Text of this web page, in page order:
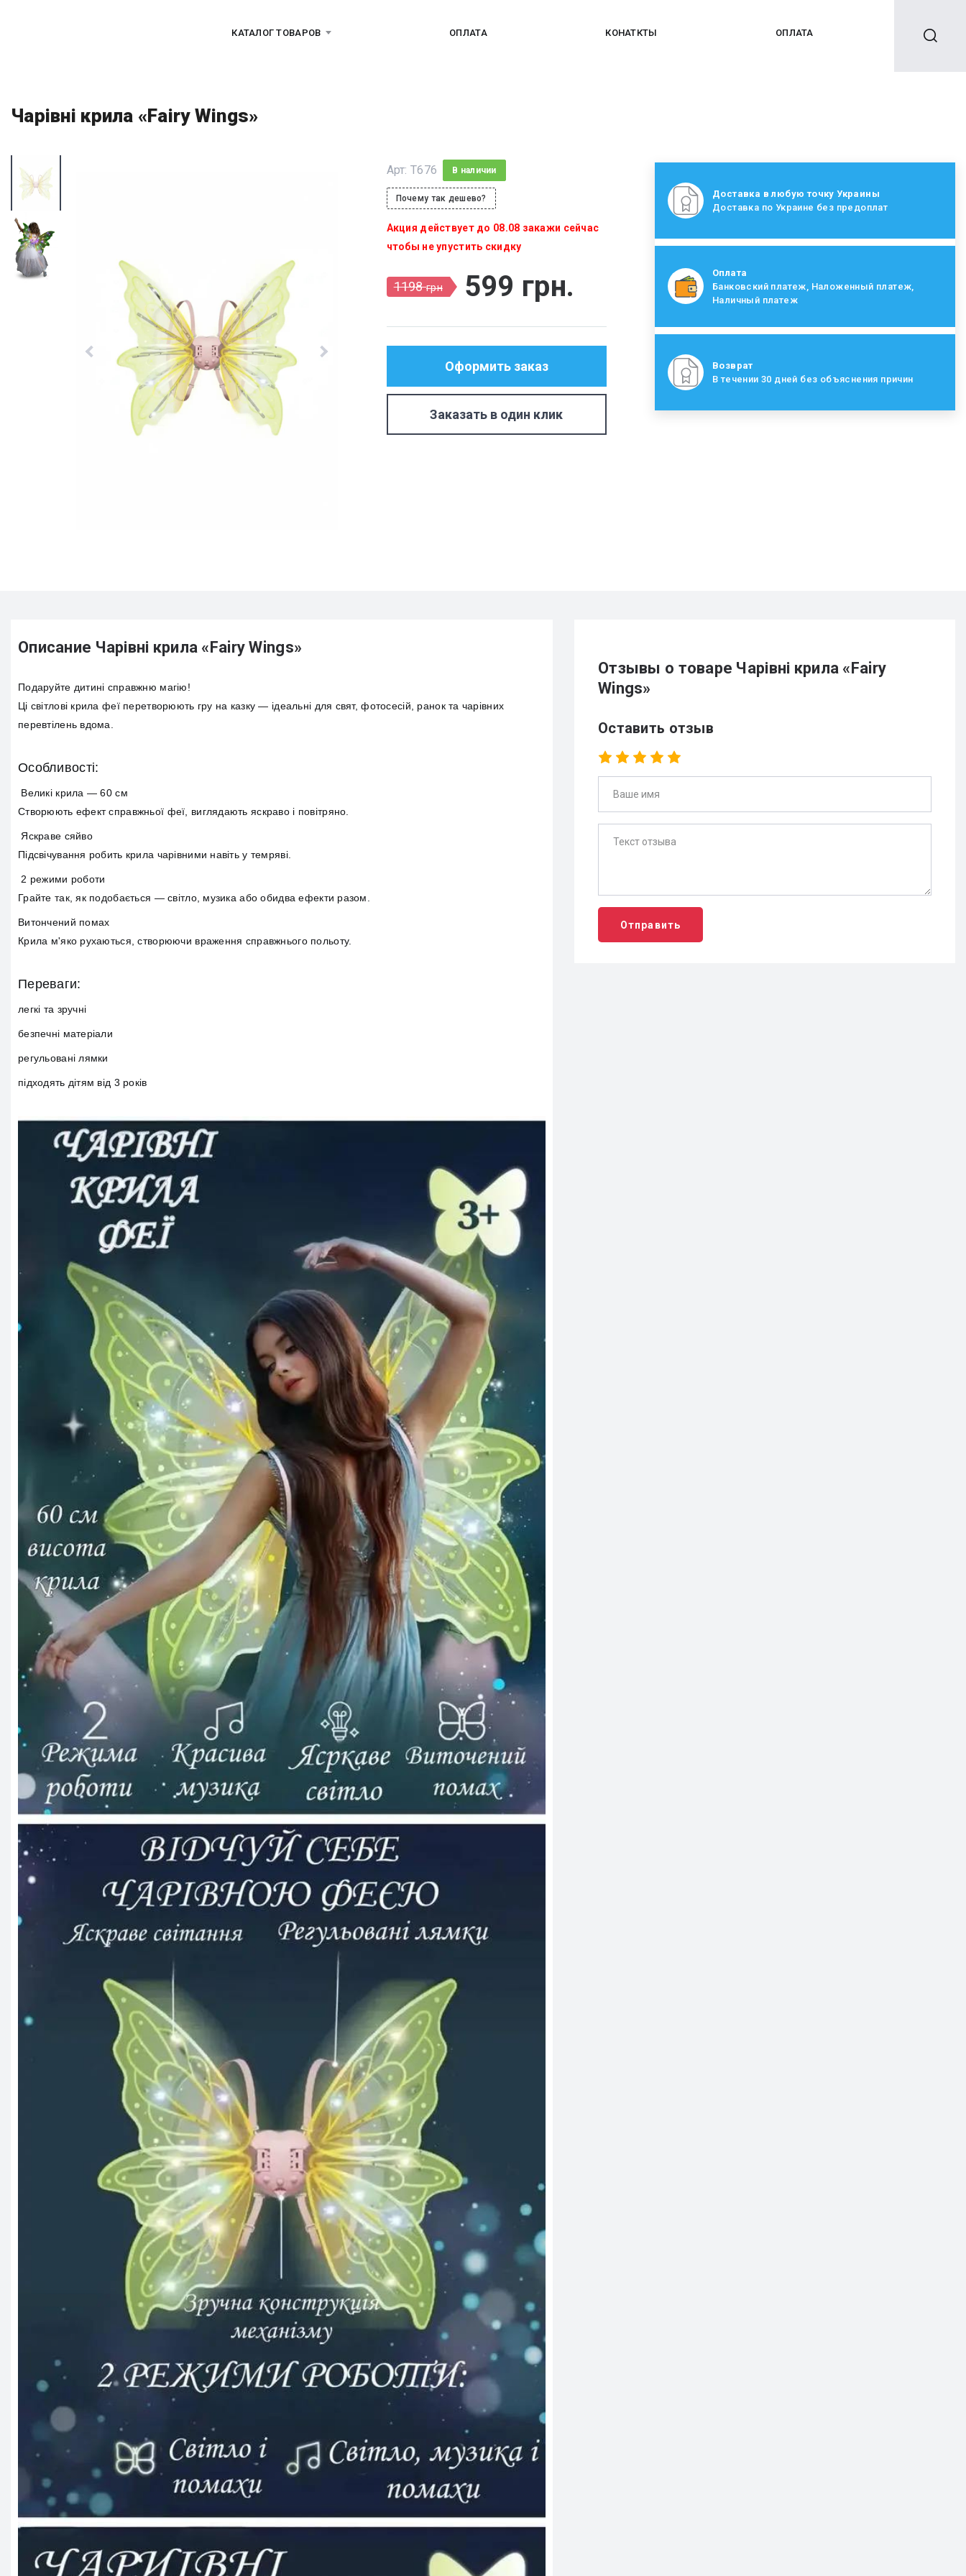
КАТАЛОГ ТОВАРОВ ОПЛАТА КОНАТКТЫ ОПЛАТА
Чарівні крила «Fairy Wings»
Арт:T676 В наличии
Почему так дешево?
Акция действует до 08.08 закажи сейчас
чтобы не упустить скидку
1198грн 599 грн.
Оформить заказ
Заказать в один клик
Доставка в любую точку Украины
Доставка по Украине без предоплат
Оплата
Банковский платеж, Наложенный платеж,
Наличный платеж
Возврат
В течении 30 дней без объяснения причин
Описание Чарівні крила «Fairy Wings»
Подаруйте дитині справжню магію!
Ці світлові крила феї перетворюють гру на казку — ідеальні для свят, фотосесій, ранок та чарівних
перевтілень вдома.
Особливості:
Великі крила — 60 см
Створюють ефект справжньої феї, виглядають яскраво і повітряно.
Яскраве сяйво
Підсвічування робить крила чарівними навіть у темряві.
2 режими роботи
Грайте так, як подобається — світло, музика або обидва ефекти разом.
Витончений помах
Крила м'яко рухаються, створюючи враження справжнього польоту.
Переваги:
легкі та зручні
безпечні матеріали
регульовані лямки
підходять дітям від 3 років
Отзывы о товаре Чарівні крила «Fairy
Wings»
Оставить отзыв
Отправить